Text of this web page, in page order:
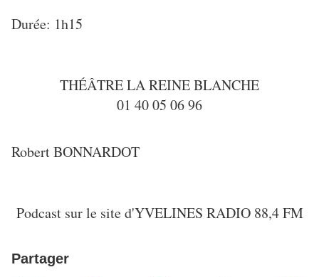
Durée: 1h15
THÉÂTRE LA REINE BLANCHE
01 40 05 06 96
Robert BONNARDOT
Podcast sur le site d'YVELINES RADIO 88,4 FM
Partager